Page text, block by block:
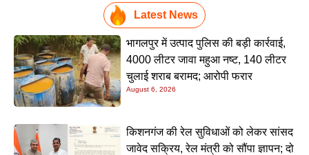
Latest News
भागलपुर में उत्पाद पुलिस की बड़ी कार्रवाई,
4000 लीटर जावा महुआ नष्ट, 140 लीटर
चुलाई शराब बरामद; आरोपी फरार
August 6, 2026
किशनगंज की रेल सुविधाओं को लेकर सांसद
जावेद सक्रिय, रेल मंत्री को सौंपा ज्ञापन; दो